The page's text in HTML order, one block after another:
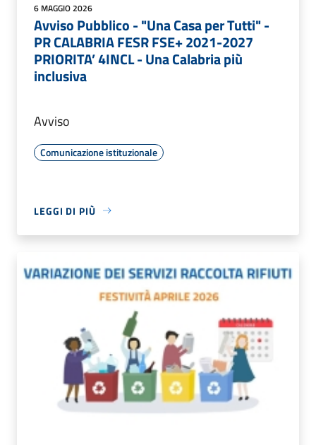
6 MAGGIO 2026
Avviso Pubblico - "Una Casa per Tutti" -
PR CALABRIA FESR FSE+ 2021-2027
PRIORITA’ 4INCL - Una Calabria più
inclusiva
Avviso
Comunicazione istituzionale
LEGGI DI PIÙ